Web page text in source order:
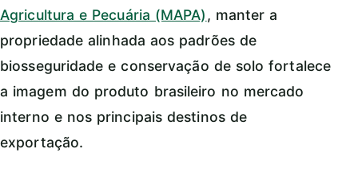
Agricultura e Pecuária (MAPA), manter a
propriedade alinhada aos padrões de
biosseguridade e conservação de solo fortalece
a imagem do produto brasileiro no mercado
interno e nos principais destinos de
exportação.